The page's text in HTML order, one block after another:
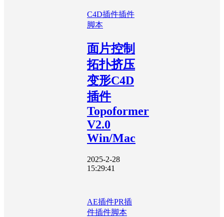
C4D插件插件
脚本
面片控制
拓扑挤压
变形C4D
插件
Topoformer
V2.0
Win/Mac
2025-2-28
15:29:41
AE插件PR插
件插件脚本